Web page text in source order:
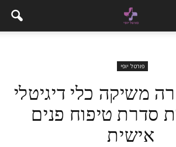
פורטל יופי
משיקה כלי דיגיטלי
סדרת טיפוח פנים
אישית